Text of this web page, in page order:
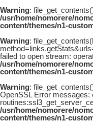
Warning:
/usr/home/nomorere/
content/themes/n1-
Warning:
failed to open stream:
/usr/home/nomorere/
content/themes/n1-
Warning:
OpenSSL Error messages:
/usr/home/nomorere/
content/themes/n1-